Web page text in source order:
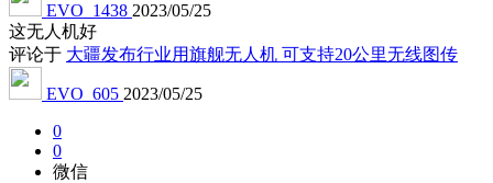
EVO_1438 2023/05/25
这无人机好
评论于 大疆发布行业用旗舰无人机 可支持20公里无线图传
EVO_605 2023/05/25
0
0
微信